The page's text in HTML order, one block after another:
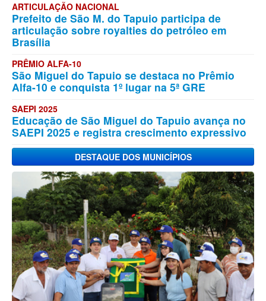
ARTICULAÇÃO NACIONAL
Prefeito de São M. do Tapuio participa de
articulação sobre royalties do petróleo em
Brasília
PRÊMIO ALFA-10
São Miguel do Tapuio se destaca no Prêmio
Alfa-10 e conquista 1º lugar na 5ª GRE
SAEPI 2025
Educação de São Miguel do Tapuio avança no
SAEPI 2025 e registra crescimento expressivo
DESTAQUE DOS MUNICÍPIOS